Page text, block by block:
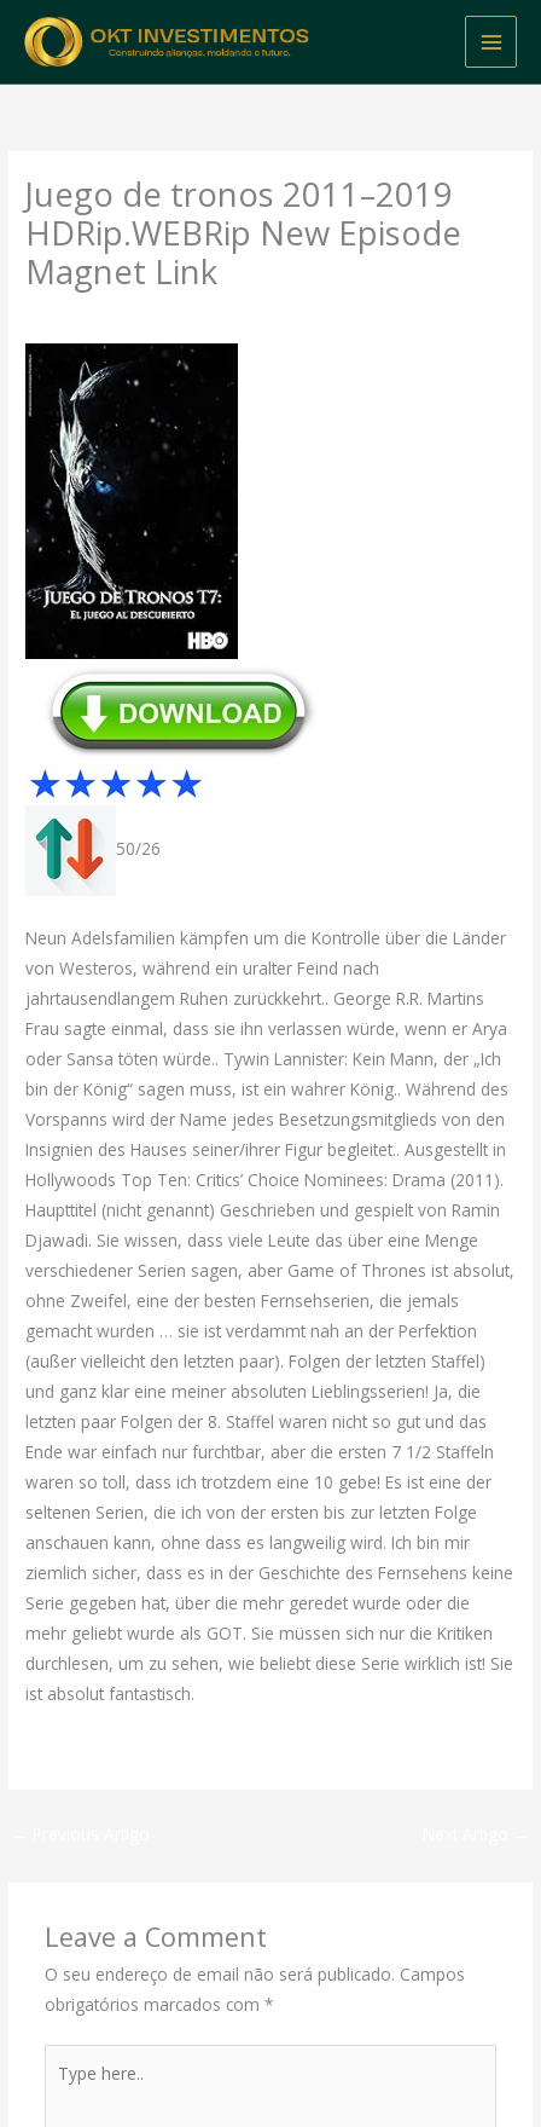
content
Juego de tronos 2011–2019
HDRip.WEBRip New Episode
Magnet Link
50/26
Neun Adelsfamilien kämpfen um die Kontrolle über die Länder
von Westeros, während ein uralter Feind nach
jahrtausendlangem Ruhen zurückkehrt.. George R.R. Martins
Frau sagte einmal, dass sie ihn verlassen würde, wenn er Arya
oder Sansa töten würde.. Tywin Lannister: Kein Mann, der „Ich
bin der König“ sagen muss, ist ein wahrer König.. Während des
Vorspanns wird der Name jedes Besetzungsmitglieds von den
Insignien des Hauses seiner/ihrer Figur begleitet.. Ausgestellt in
Hollywoods Top Ten: Critics’ Choice Nominees: Drama (2011).
Haupttitel (nicht genannt) Geschrieben und gespielt von Ramin
Djawadi. Sie wissen, dass viele Leute das über eine Menge
verschiedener Serien sagen, aber Game of Thrones ist absolut,
ohne Zweifel, eine der besten Fernsehserien, die jemals
gemacht wurden … sie ist verdammt nah an der Perfektion
(außer vielleicht den letzten paar). Folgen der letzten Staffel)
und ganz klar eine meiner absoluten Lieblingsserien! Ja, die
letzten paar Folgen der 8. Staffel waren nicht so gut und das
Ende war einfach nur furchtbar, aber die ersten 7 1/2 Staffeln
waren so toll, dass ich trotzdem eine 10 gebe! Es ist eine der
seltenen Serien, die ich von der ersten bis zur letzten Folge
anschauen kann, ohne dass es langweilig wird. Ich bin mir
ziemlich sicher, dass es in der Geschichte des Fernsehens keine
Serie gegeben hat, über die mehr geredet wurde oder die
mehr geliebt wurde als GOT. Sie müssen sich nur die Kritiken
durchlesen, um zu sehen, wie beliebt diese Serie wirklich ist! Sie
ist absolut fantastisch.
Leave a Comment
O seu endereço de email não será publicado. Campos
obrigatórios marcados com *
here..